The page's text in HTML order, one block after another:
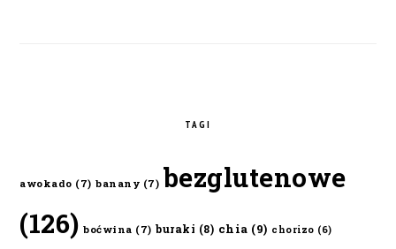
TAGI
awokado (7) banany (7) bezglutenowe
(126) boćwina (7) buraki (8) chia (9) chorizo (6)